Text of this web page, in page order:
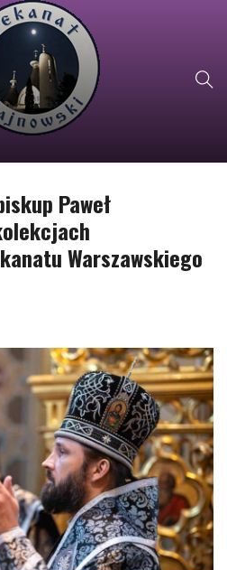
Paweł
Warszawskiego